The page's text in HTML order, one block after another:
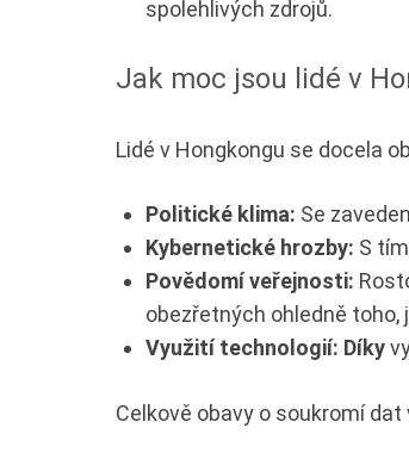
spolehlivých zdrojů.
Jak moc jsou lidé v
Lidé v Hongkongu se docela
Politické klima: Se
Kybernetické hrozby: S
Povědomí veřejnosti:
obezřetných ohledně toho,
Využití technologií: Díky
Celkově obavy o soukromí